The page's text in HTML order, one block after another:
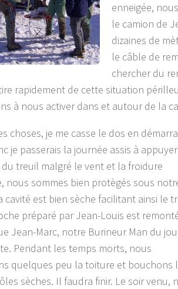
enneigée,
le camion de
dizaines de
le câble de
chercher du
rapidement de cette situation
à nous activer dans et autour de la
choses, je me casse le dos en
je passerais la journée assis à
treuil malgré le vent et la froidure
nous sommes bien protègés sous
cavité est bien sèche facilitant ainsi le
préparé par Jean-Louis est
Jean-Marc, notre Burineur Man du
Pendant les temps morts, nous
quelques peu la toiture et bouchons
sèches. Il faudra finir. Le soir venu,